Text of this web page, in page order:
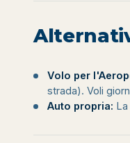
Volo per
strada). Voli
Auto propria: